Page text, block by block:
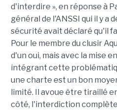
d'interdire », en réponse à
général de l'ANSSI qui il y a
sécurité avait déclaré qu'il
Pour le membre du clusir
d'un oui, mais avec la mise
intégrant cette
une charte est un bon
limité. Il avoue être tiraillé
côté, l'interdiction